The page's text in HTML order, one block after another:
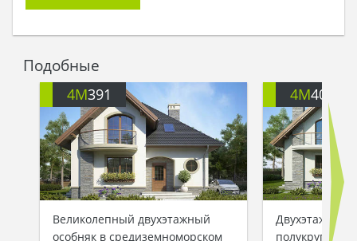
Подобные
4M391
Великолепный двухэтажный
особняк в средиземноморском
4M401
Двухэтажный